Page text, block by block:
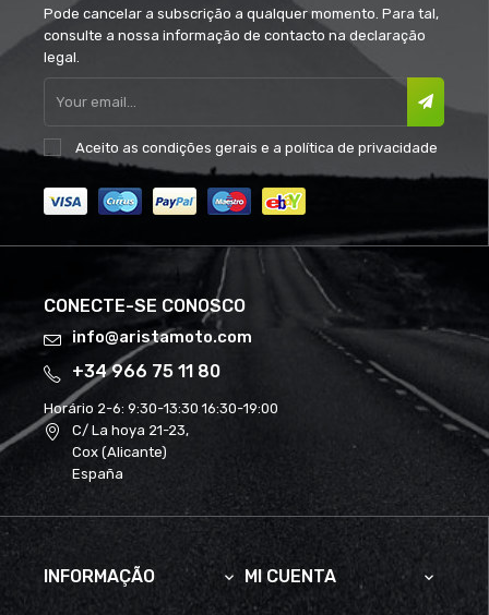
Pode cancelar a subscrição a qualquer momento. Para tal,
consulte a nossa informação de contacto na declaração
legal.
Aceito as condições gerais e a política de privacidade
CONECTE-SE CONOSCO
info@aristamoto.com
+34 966 75 11 80
Horário 2-6: 9:30-13:30 16:30-19:00
C/ La hoya 21-23,
Cox (Alicante)
España
INFORMAÇÃO  MI CUENTA 